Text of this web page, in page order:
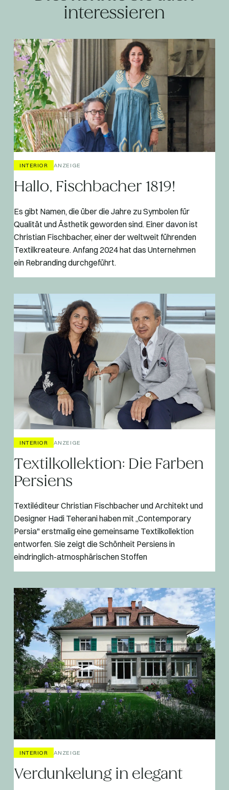
interessieren
INTERIOR ANZEIGE
Hallo, Fischbacher 1819!
Es gibt Namen, die über die Jahre zu Symbolen für
Qualität und Ästhetik geworden sind. Einer davon ist
Christian Fischbacher, einer der weltweit führenden
Textilkreateure. Anfang 2024 hat das Unternehmen
ein Rebranding durchgeführt.
INTERIOR ANZEIGE
Textilkollektion: Die Farben
Persiens
Textiléditeur Christian Fischbacher und Architekt und
Designer Hadi Teherani haben mit „Contemporary
Persia" erstmalig eine gemeinsame Textilkollektion
entworfen. Sie zeigt die Schönheit Persiens in
eindringlich-atmosphärischen Stoffen
INTERIOR ANZEIGE
Verdunkelung in elegant